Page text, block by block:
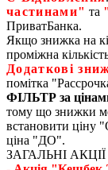
частинами" та
ПриватБанка.
Якщо знижка на
проміжна
Додаткові
помітка
ФІЛЬТР за
тому що знижки
встановити ціну
ціна "ДО".
ЗАГАЛЬНІ АКЦІЇ